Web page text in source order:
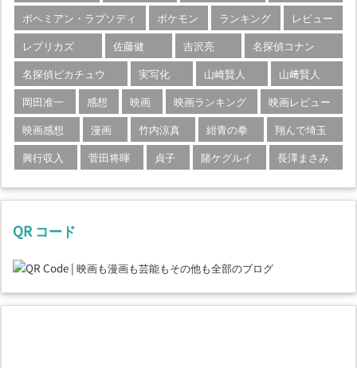
ボヘミアン・ラプソディ
ポケモン ランキング
レビュー
レプリカズ
佐藤健 吉沢亮
名探偵コナン
名探偵ピカチュウ
実写化 山崎賢人
山﨑賢人
岡田准一
感想 映画 映画ランキング
映画レビュー
映画感想
漫画 竹内涼真 紺青の拳
翔んで埼玉
興行収入
菅田将暉 貞子 賭ケグルイ 長澤まさみ
QR コード